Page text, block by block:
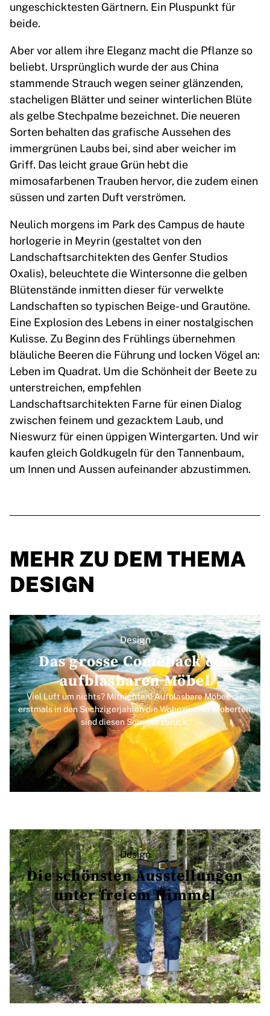
ungeschicktesten Gärtnern. Ein Pluspunkt für
beide.
Aber vor allem ihre Eleganz macht die Pflanze so
beliebt. Ursprünglich wurde der aus China
stammende Strauch wegen seiner glänzenden,
stacheligen Blätter und seiner winterlichen Blüte
als gelbe Stechpalme bezeichnet. Die neueren
Sorten behalten das grafische Aussehen des
immergrünen Laubs bei, sind aber weicher im
Griff. Das leicht graue Grün hebt die
mimosafarbenen Trauben hervor, die zudem einen
süssen und zarten Duft verströmen.
Neulich morgens im Park des Campus de haute
horlogerie in Meyrin (gestaltet von den
Landschaftsarchitekten des Genfer Studios
Oxalis), beleuchtete die Wintersonne die gelben
Blütenstände inmitten dieser für verwelkte
Landschaften so typischen Beige- und Grautöne.
Eine Explosion des Lebens in einer nostalgischen
Kulisse. Zu Beginn des Frühlings übernehmen
bläuliche Beeren die Führung und locken Vögel an:
Leben im Quadrat. Um die Schönheit der Beete zu
unterstreichen, empfehlen
Landschaftsarchitekten Farne für einen Dialog
zwischen feinem und gezacktem Laub, und
Nieswurz für einen üppigen Wintergarten. Und wir
kaufen gleich Goldkugeln für den Tannenbaum,
um Innen und Aussen aufeinander abzustimmen.
MEHR ZU DEM THEMA
DESIGN
Design
Das grosse Comeback der
aufblasbaren Möbel
Viel Luft um nichts? Mitnichten! Aufblasbare Möbel, die
erstmals in den Sechzigerjahren die Wohnzimmer eroberten,
sind diesen Sommer zurück.
Design
Die schönsten Ausstellungen
unter freiem Himmel